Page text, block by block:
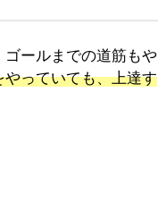
ールまでの道筋もや
っていても、上達す